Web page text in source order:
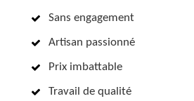
Sans engagement
Artisan passionné
Prix imbattable
Travail de qualité